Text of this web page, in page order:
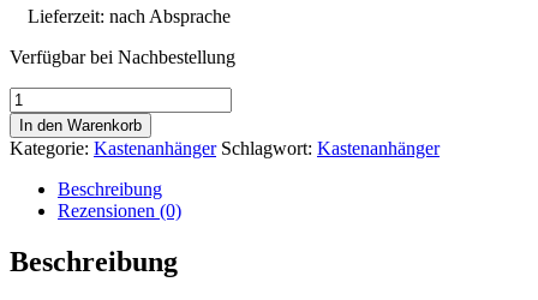
Lieferzeit: nach Absprache
Verfügbar bei Nachbestellung
Saris
DV135
McAlu
PRO
Kastenanhänger&9
Menge
In den Warenkorb
Kategorie: Kastenanhänger Schlagwort: Kastenanhänger
Beschreibung
Rezensionen (0)
Beschreibung